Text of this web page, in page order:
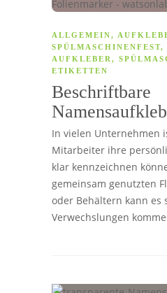
ALLGEMEIN,
SPÜLMASCHINENFEST,
AUFKLEBER ,
ETIKETTEN
Beschriftbare
In vielen Unternehmen
Mitarbeiter ihre
klar kennzeichnen
gemeinsam genutzten
oder Behältern kann es
Verwechslungen